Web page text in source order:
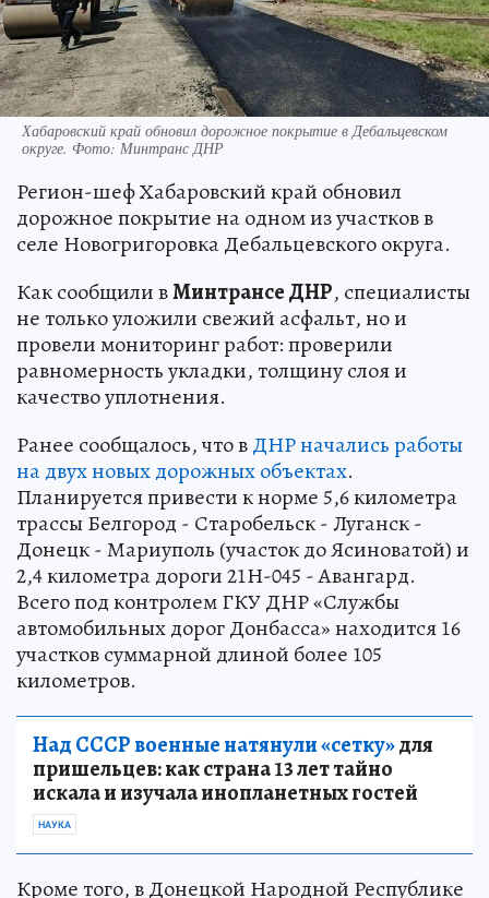
Хабаровский край обновил дорожное покрытие в Дебальцевском
округе. Фото: Минтранс ДНР
Регион-шеф Хабаровский край обновил
дорожное покрытие на одном из участков в
селе Новогригоровка Дебальцевского округа.
Как сообщили вМинтрансе ДНР, специалисты
не только уложили свежий асфальт, но и
провели мониторинг работ: проверили
равномерность укладки, толщину слоя и
качество уплотнения.
Ранее сообщалось, что вДНР начались работы
на двух новых дорожных объектах.
Планируется привести к норме 5,6 километра
трассы Белгород - Старобельск - Луганск -
Донецк - Мариуполь (участок до Ясиноватой) и
2,4 километра дороги 21Н-045 - Авангард.
Всего под контролем ГКУ ДНР «Службы
автомобильных дорог Донбасса» находится 16
участков суммарной длиной более 105
километров.
Над СССР военные натянули «сетку»для
пришельцев: как страна 13 лет тайно
искала и изучала инопланетных гостей
НАУКА
Кроме того, в Донецкой Народной Республике